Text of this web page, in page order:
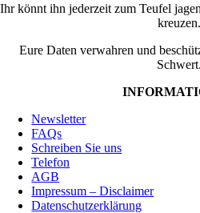
Ihr könnt ihn jederzeit zum Teufel
kreuzen.
Eure Daten verwahren und
Schwert.
Newsletter
FAQs
Schreiben Sie uns
Telefon
AGB
Impressum – Disclaimer
Datenschutzerklärung